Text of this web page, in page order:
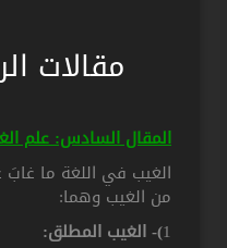
مقالات
المقال السادس: علم
الغيب في اللغة ما
من الغيب وهما:
1)- الغيب المطلق: